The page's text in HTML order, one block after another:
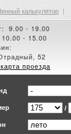
калькулятор |
9.00 - 19.00
- 15.00
52
проезда
/